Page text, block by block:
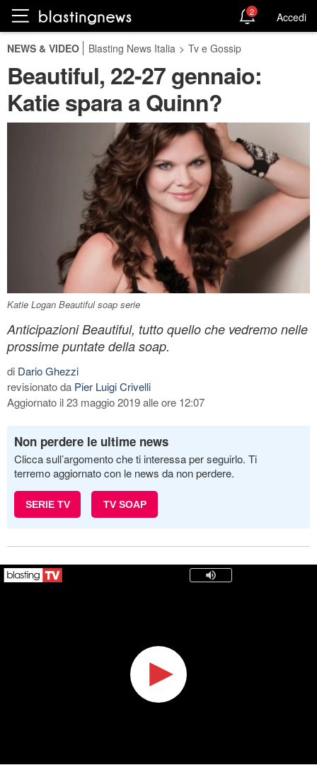
2 Accedi
NEWS & VIDEO Blasting News Italia > Tv e Gossip
Beautiful, 22-27 gennaio:
Katie spara a Quinn?
Katie Logan Beautiful soap serie
Anticipazioni Beautiful, tutto quello che vedremo nelle
prossime puntate della soap.
di Dario Ghezzi
revisionato da Pier Luigi Crivelli
Aggiornato il 23 maggio 2019 alle ore 12:07
Non perdere le ultime news
Clicca sull’argomento che ti interessa per seguirlo. Ti
terremo aggiornato con le news da non perdere.
SERIE TV TV SOAP